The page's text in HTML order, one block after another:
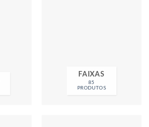
FAIXAS
85
PRODUTOS